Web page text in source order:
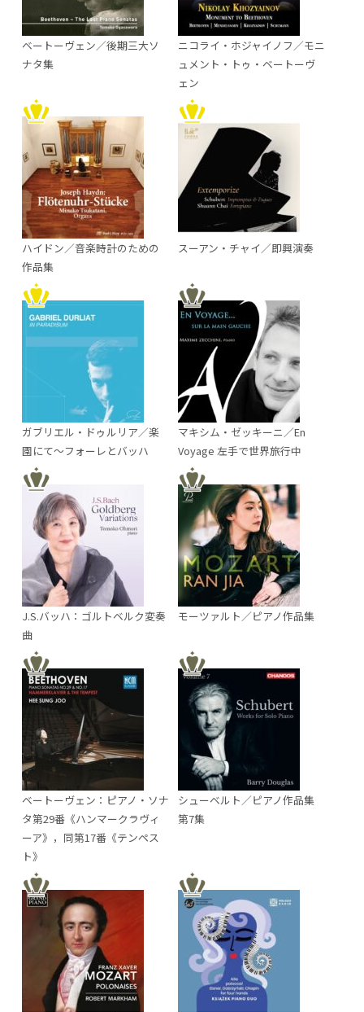
ベートーヴェン／後期三大ソ
ナタ集
ニコライ・ホジャイノフ／モニ
ュメント・トゥ・ベートーヴ
ェン
ハイドン／音楽時計のための
作品集
スーアン・チャイ／即興演奏
ガブリエル・ドゥルリア／楽
園にて～フォーレとバッハ
マキシム・ゼッキーニ／En
Voyage 左手で世界旅行中
J.S.バッハ：ゴルトベルク変奏
曲
モーツァルト／ピアノ作品集
ベートーヴェン：ピアノ・ソナ
タ第29番《ハンマークラヴィ
ーア》，同第17番《テンペス
ト》
シューベルト／ピアノ作品集
第7集